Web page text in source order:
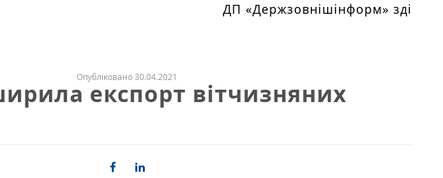
ДП «Держзовнішінформ»
Опубліковано 30.04.2021
експорт вітчизняних